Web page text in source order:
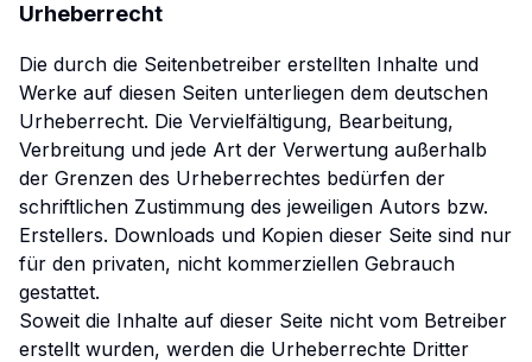
Urheberrecht
Die durch die Seitenbetreiber erstellten Inhalte und
Werke auf diesen Seiten unterliegen dem deutschen
Urheberrecht. Die Vervielfältigung, Bearbeitung,
Verbreitung und jede Art der Verwertung außerhalb
der Grenzen des Urheberrechtes bedürfen der
schriftlichen Zustimmung des jeweiligen Autors bzw.
Erstellers. Downloads und Kopien dieser Seite sind nur
für den privaten, nicht kommerziellen Gebrauch
gestattet.
Soweit die Inhalte auf dieser Seite nicht vom Betreiber
erstellt wurden, werden die Urheberrechte Dritter